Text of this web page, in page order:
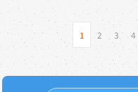
1 2 3 4